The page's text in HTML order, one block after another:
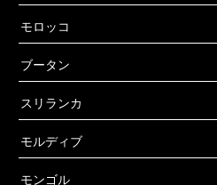
モロッコ
ブータン
スリランカ
モルディブ
モンゴル